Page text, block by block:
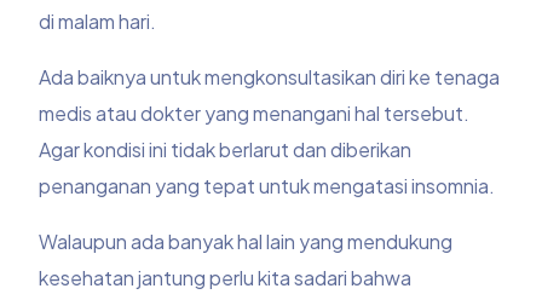
di malam hari.
Ada baiknya untuk mengkonsultasikan diri ke tenaga
medis atau dokter yang menangani hal tersebut.
Agar kondisi ini tidak berlarut dan diberikan
penanganan yang tepat untuk mengatasi insomnia.
Walaupun ada banyak hal lain yang mendukung
kesehatan jantung perlu kita sadari bahwa